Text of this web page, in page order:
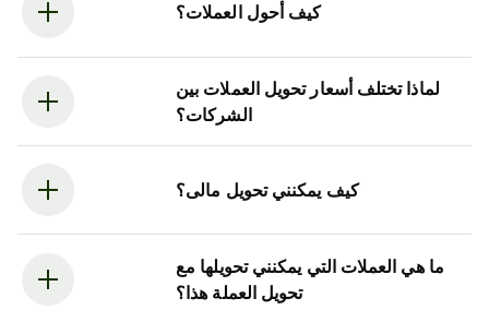
كيف أحول العملات؟
لماذا تختلف أسعار تحويل العملات بين
الشركات؟
كيف يمكنني تحويل مالى؟
ما هي العملات التي يمكنني تحويلها مع
تحويل العملة هذا؟